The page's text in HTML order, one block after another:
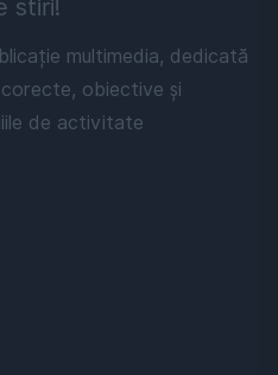
stiri!
multimedia, dedicată
obiective și
de activitate